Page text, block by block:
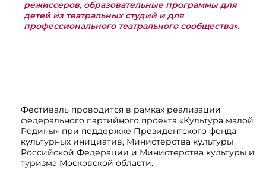
режиссеров, образовательные программы для
детей из театральных студий и для
профессионального театрального сообщества».
Фестиваль проводится в рамках реализации
федерального партийного проекта «Культура малой
Родины» при поддержке Президентского фонда
культурных инициатив, Министерства культуры
Российской Федерации и Министерства культуры и
туризма Московской области.